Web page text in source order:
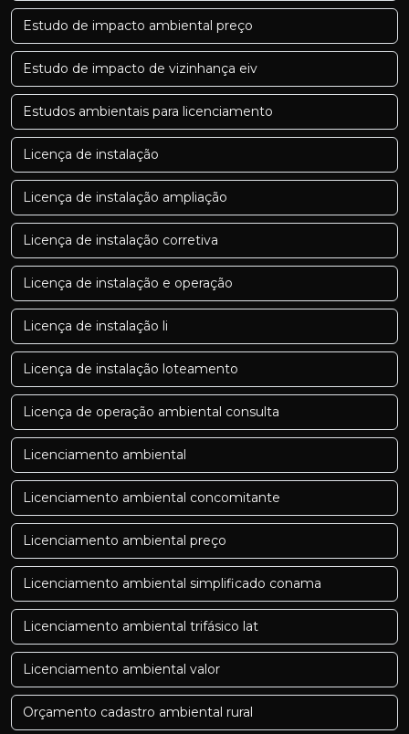
Estudo de impacto ambiental preço
Estudo de impacto de vizinhança eiv
Estudos ambientais para licenciamento
Licença de instalação
Licença de instalação ampliação
Licença de instalação corretiva
Licença de instalação e operação
Licença de instalação li
Licença de instalação loteamento
Licença de operação ambiental consulta
Licenciamento ambiental
Licenciamento ambiental concomitante
Licenciamento ambiental preço
Licenciamento ambiental simplificado conama
Licenciamento ambiental trifásico lat
Licenciamento ambiental valor
Orçamento cadastro ambiental rural